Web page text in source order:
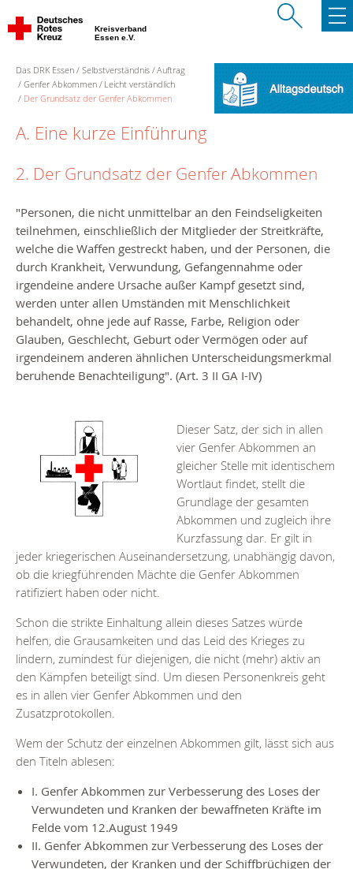
Kreisverband
Essen e.V.
Das DRK Essen Selbstverständnis
Auftrag
Genfer Abkommen
Leicht verständlich
Der Grundsatz der Genfer Abkommen
A. Eine kurze Einführung
2. Der Grundsatz der Genfer Abkommen
"Personen, die nicht unmittelbar an den Feindseligkeiten
teilnehmen, einschließlich der Mitglieder der Streitkräfte,
welche die Waffen gestreckt haben, und der Personen, die
durch Krankheit, Verwundung, Gefangennahme oder
irgendeine andere Ursache außer Kampf gesetzt sind,
werden unter allen Umständen mit Menschlichkeit
behandelt, ohne jede auf Rasse, Farbe, Religion oder
Glauben, Geschlecht, Geburt oder Vermögen oder auf
irgendeinem anderen ähnlichen Unterscheidungsmerkmal
beruhende Benachteiligung". (Art. 3 II GA I-IV)
Dieser Satz, der sich in allen
vier Genfer Abkommen an
gleicher Stelle mit identischem
Wortlaut findet, stellt die
Grundlage der gesamten
Abkommen und zugleich ihre
Kurzfassung dar. Er gilt in
jeder kriegerischen Auseinandersetzung, unabhängig davon,
ob die kriegführenden Mächte die Genfer Abkommen
ratifiziert haben oder nicht.
Schon die strikte Einhaltung allein dieses Satzes würde
helfen, die Grausamkeiten und das Leid des Krieges zu
lindern, zumindest für diejenigen, die nicht (mehr) aktiv an
den Kämpfen beteiligt sind. Um diesen Personenkreis geht
es in allen vier Genfer Abkommen und den
Zusatzprotokollen.
Wem der Schutz der einzelnen Abkommen gilt, lässt sich aus
den Titeln ablesen:
I. Genfer Abkommen zur Verbesserung des Loses der
Verwundeten und Kranken der bewaffneten Kräfte im
Felde vom 12.August 1949
II. Genfer Abkommen zur Verbesserung des Loses der
Verwundeten, der Kranken und der Schiffbrüchigen der